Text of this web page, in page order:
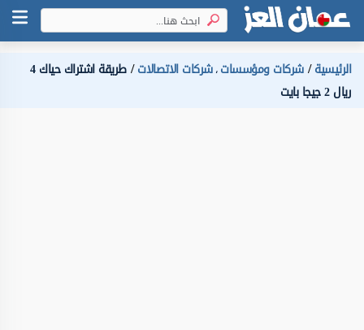
الرئيسية شركات ومؤسسات،شركات الاتصالات
طريقة اشتراك حياك 4
ريال 2 جيجا بايت